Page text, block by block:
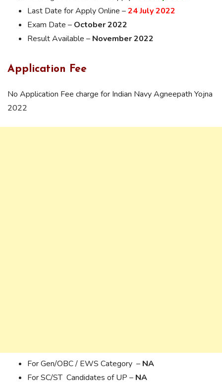
Last Date for Apply Online –24 July 2022
Exam Date – October 2022
Result Available – November 2022
Application Fee
No Application Fee charge for Indian Navy Agneepath Yojna
2022
For Gen/OBC / EWS Category – NA
For SC/ST Candidates of UP – NA